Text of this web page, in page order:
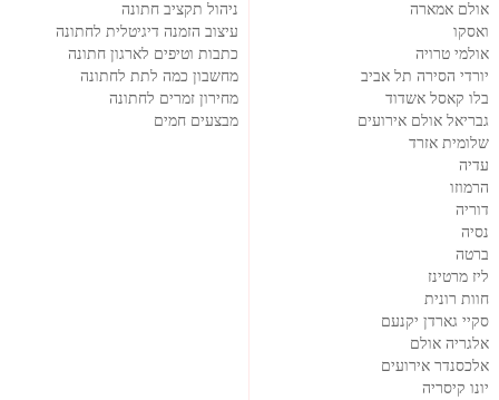
אולם אמארה
ואסקו
אולמי טרויה
יורדי הסירה תל אביב
בלו קאסל אשדוד
גבריאל אולם אירועים
שלומית אזרד
עדיה
הרמוזו
דוריה
נסיה
ברטה
ליז מרטינז
חוות רונית
סקיי גארדן יקנעם
אלגריה אולם
אלכסנדר אירועים
יונו קיסריה
ניהול תקציב חתונה
עיצוב הזמנה דיגיטלית לחתונה
כתבות וטיפים לארגון חתונה
מחשבון כמה לתת לחתונה
מחירון זמרים לחתונה
מבצעים חמים